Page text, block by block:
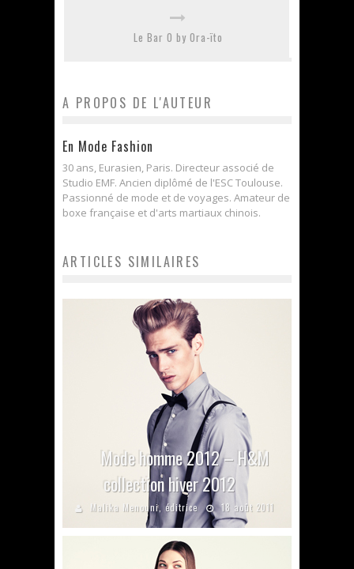
Le Bar O by Ora-ïto
A PROPOS DE L'AUTEUR
En Mode Fashion
30 ans, Eurasien, Paris. Directeur associé de
Studio EMF. Ancien diplômé de l'ESC Toulouse.
Passionné de mode et de voyages. Amateur de
boxe française et d'arts martiaux chinois.
ARTICLES SIMILAIRES
Mode homme 2012 – H&M
collection hiver 2012
Malika Menouni, éditrice 18 août 2011